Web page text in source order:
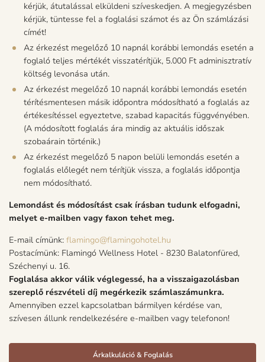
kérjük, átutalással elküldeni szíveskedjen. A megjegyzésben
kérjük, tüntesse fel a foglalási számot és az Ön számlázási
címét!
Az érkezést megelőző 10 napnál korábbi lemondás esetén a
foglaló teljes mértékét visszatérítjük, 5.000 Ft adminisztratív
költség levonása után.
Az érkezést megelőző 10 napnál korábbi lemondás esetén
térítésmentesen másik időpontra módosítható a foglalás az
értékesítéssel egyeztetve, szabad kapacitás függvényében.
(A módosított foglalás ára mindig az aktuális időszak
szobaárain történik.)
Az érkezést megelőző 5 napon belüli lemondás esetén a
foglalás előlegét nem térítjük vissza, a foglalás időpontja
nem módosítható.
Lemondást és módosítást csak írásban tudunk elfogadni,
melyet e-mailben vagy faxon tehet meg.
E-mail címünk: flamingo@flamingohotel.hu
Postacímünk: Flamingó Wellness Hotel - 8230 Balatonfüred,
Széchenyi u. 16.
Foglalása akkor válik véglegessé, ha a visszaigazolásban
szereplő részvételi díj megérkezik számlaszámunkra.
Amennyiben ezzel kapcsolatban bármilyen kérdése van,
szívesen állunk rendelkezésére e-mailben vagy telefonon!
Árkalkuláció & Foglalás